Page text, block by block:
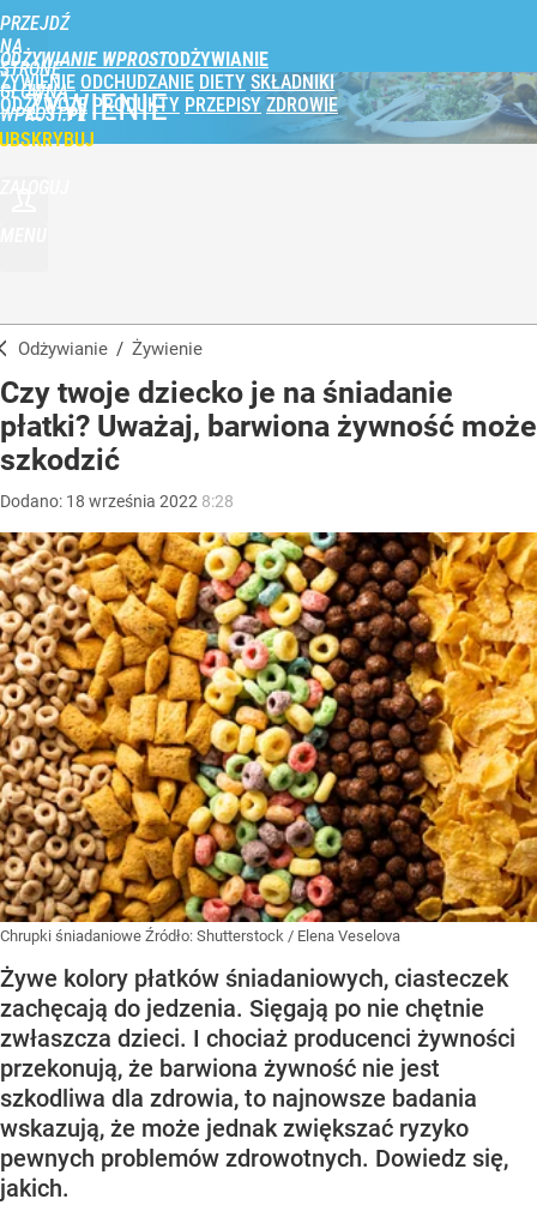
PRZEJDŹ
NA
STRONĘ
GŁÓWNĄ
WPROST.PL
ODŻYWIANIE WPROST
ŻYWIENIE ODCHUDZANIE DIETY SKŁADNIKI
ODŻYWCZE PRODUKTY PRZEPISY ZDROWIE
ŻYWIENIE
Odżywianie / Żywienie
Czy twoje dziecko je na śniadanie
płatki? Uważaj, barwiona żywność może
szkodzić
Dodano: 18 września 2022 8:28
Chrupki śniadaniowe Źródło: Shutterstock / Elena Veselova
Żywe kolory płatków śniadaniowych, ciasteczek
zachęcają do jedzenia. Sięgają po nie chętnie
zwłaszcza dzieci. I chociaż producenci żywności
przekonują, że barwiona żywność nie jest
szkodliwa dla zdrowia, to najnowsze badania
wskazują, że może jednak zwiększać ryzyko
pewnych problemów zdrowotnych. Dowiedz się,
jakich.